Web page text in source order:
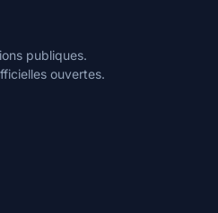
publiques.
ouvertes.